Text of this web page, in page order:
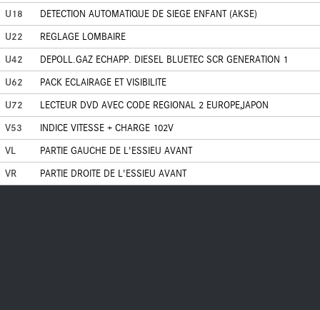
U18
DETECTION AUTOMATIQUE DE SIEGE ENFANT (AKSE)
U22
REGLAGE LOMBAIRE
U42
DEPOLL.GAZ ECHAPP. DIESEL BLUETEC SCR GENERATION 1
U62
PACK ECLAIRAGE ET VISIBILITE
U72
LECTEUR DVD AVEC CODE REGIONAL 2 EUROPE,JAPON
V53
INDICE VITESSE + CHARGE 102V
VL
PARTIE GAUCHE DE L'ESSIEU AVANT
VR
PARTIE DROITE DE L'ESSIEU AVANT